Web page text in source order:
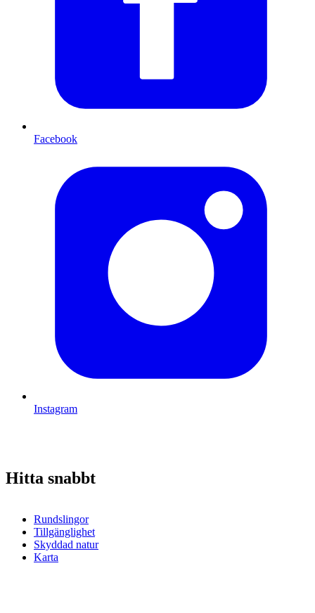
Facebook
Instagram
Hitta snabbt
Rundslingor
Tillgänglighet
Skyddad natur
Karta